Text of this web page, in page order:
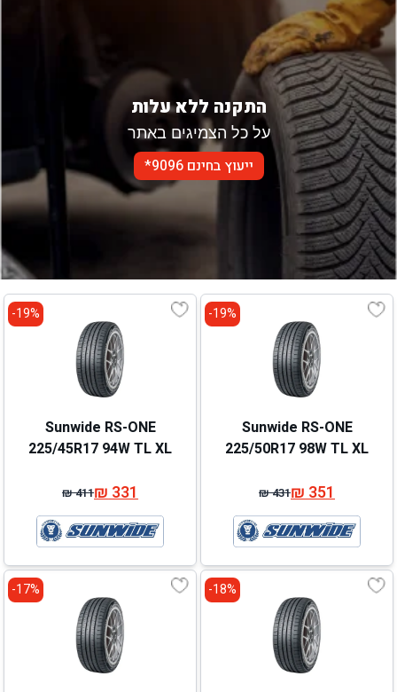
התקנה ללא עלות
על כל הצמיגים באתר
ייעוץ בחינם 9096*
19%-
Sunwide RS-ONE
225/50R17 98W TL XL
₪431
המחיר
המקורי
היה:
₪ 431.
₪351 המחיר
הנוכחי
הוא:
₪ 351.
19%-
Sunwide RS-ONE
225/45R17 94W TL XL
₪411
המחיר
המקורי
היה:
₪ 411.
₪331 המחיר
הנוכחי
הוא:
₪ 331.
18%-
17%-